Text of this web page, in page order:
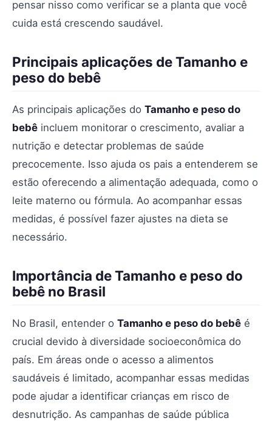
pensar nisso como verificar se a planta que você
cuida está crescendo saudável.
Principais aplicações de Tamanho e
peso do bebê
As principais aplicações do Tamanho e peso do
bebê incluem monitorar o crescimento, avaliar a
nutrição e detectar problemas de saúde
precocemente. Isso ajuda os pais a entenderem se
estão oferecendo a alimentação adequada, como o
leite materno ou fórmula. Ao acompanhar essas
medidas, é possível fazer ajustes na dieta se
necessário.
Importância de Tamanho e peso do
bebê no Brasil
No Brasil, entender o Tamanho e peso do bebê é
crucial devido à diversidade socioeconômica do
país. Em áreas onde o acesso a alimentos
saudáveis é limitado, acompanhar essas medidas
pode ajudar a identificar crianças em risco de
desnutrição. As campanhas de saúde pública